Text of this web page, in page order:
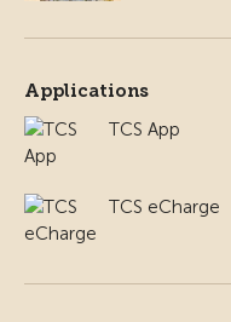
Applications
TCS App
TCS eCharge